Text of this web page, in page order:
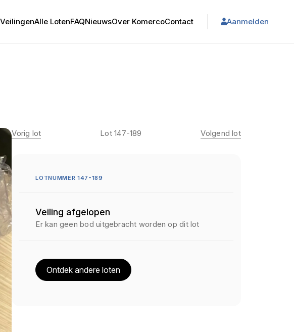
VeilingenAlle LotenFAQNieuwsOver KomercoContact Aanmelden
Vorig lot Lot 147-189 Volgend lot
LOTNUMMER 147-189
Veiling afgelopen
Er kan geen bod uitgebracht worden op dit lot
Ontdek andere loten